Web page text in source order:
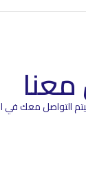
سيتم التواصل معك